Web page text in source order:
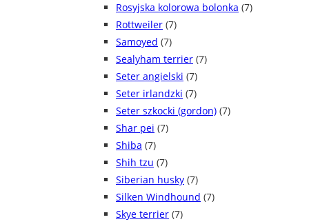
Rosyjska kolorowa bolonka (7)
Rottweiler (7)
Samoyed (7)
Sealyham terrier (7)
Seter angielski (7)
Seter irlandzki (7)
Seter szkocki (gordon) (7)
Shar pei (7)
Shiba (7)
Shih tzu (7)
Siberian husky (7)
Silken Windhound (7)
Skye terrier (7)